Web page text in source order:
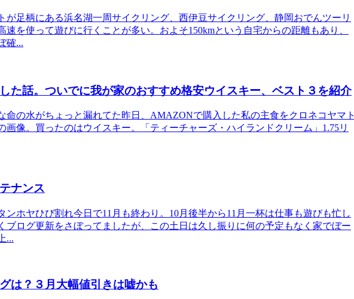
が足柄にある浜名湖一周サイクリング、西伊豆サイクリング、静岡おでんツーリ
速を使って遊びに行くことが多い。およそ150kmという自宅からの距離もあり、
確...
た話。ついでに我が家のおすすめ格安ウイスキー、ベスト３を紹介
命の水がちょっと漏れてた昨日、AMAZONで購入した私の主食をクロネコヤマト
画像。買ったのはウイスキー。「ティーチャーズ・ハイランドクリーム」1.75リ
ナンス
ンホヤひび割れ今日で11月も終わり。10月後半から11月一杯は仕事も遊びも忙し
ブログ更新をさぼってましたが、この土日は久し振りに何の予定もなく家でぼー
...
は？３月大幅値引きは嘘かも